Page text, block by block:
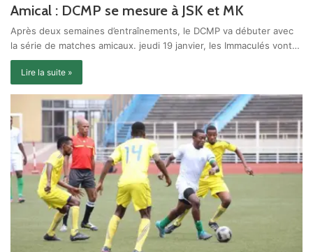
Amical : DCMP se mesure à JSK et MK
Après deux semaines d’entraînements, le DCMP va débuter avec
la série de matches amicaux. jeudi 19 janvier, les Immaculés vont…
Lire la suite »